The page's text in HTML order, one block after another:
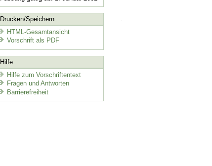
Drucken/Speichern
HTML-Gesamtansicht
Vorschrift als PDF
Hilfe
Hilfe zum Vorschriftentext
Fragen und Antworten
Barrierefreiheit